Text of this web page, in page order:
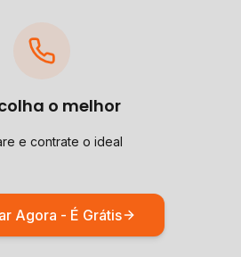
o melhor
e contrate o ideal
Agora - É Grátis